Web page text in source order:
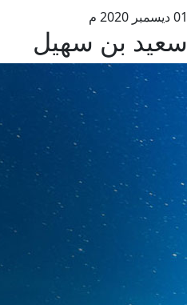
01 ديسمبر 2020 م
سعيد بن سهيل